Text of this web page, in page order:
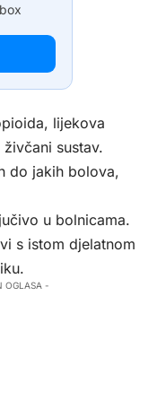
lijekova
sustav.
do jakih bolova,
u bolnicama.
s istom djelatnom
OGLASA -